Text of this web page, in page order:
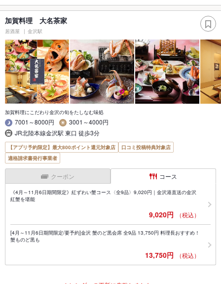
加賀料理 大名茶家
居酒屋 金沢駅
加賀料理にこだわり金沢の旬をたしなむ味処
7001～8000円
3001～4000円
JR北陸本線金沢駅 東口 徒歩3分
【アプリ予約限定】最大800ポイント還元対象店
口コミ投稿特典対象店
適格請求書発行事業者
クーポン コース
《4月～11月6日期間限定》紅ずわい蟹コース〈全9品〉9,020円｜金沢港直送の金沢
紅蟹を堪能
9,020円 （税込）
[4月～11月6日期間限定/要予約]金沢 蟹のど黒会席 全9品 13,750円 料理長おすすめ！
蟹ものど黒も
13,750円 （税込）